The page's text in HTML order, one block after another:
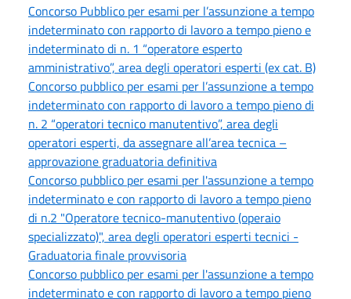
Concorso Pubblico per esami per l’assunzione a tempo
indeterminato con rapporto di lavoro a tempo pieno e
indeterminato di n. 1 “operatore esperto
amministrativo”, area degli operatori esperti (ex cat. B)
Concorso pubblico per esami per l’assunzione a tempo
indeterminato con rapporto di lavoro a tempo pieno di
n. 2 “operatori tecnico manutentivo”, area degli
operatori esperti, da assegnare all’area tecnica –
approvazione graduatoria definitiva
Concorso pubblico per esami per l'assunzione a tempo
indeterminato e con rapporto di lavoro a tempo pieno
di n.2 "Operatore tecnico-manutentivo (operaio
specializzato)", area degli operatori esperti tecnici -
Graduatoria finale provvisoria
Concorso pubblico per esami per l'assunzione a tempo
indeterminato e con rapporto di lavoro a tempo pieno